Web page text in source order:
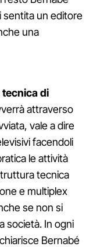
sentita un editore
una
di
attraverso
vale a dire
facendoli
le attività
tecnica
e multiplex
se non si
società. In ogni
Bernabé